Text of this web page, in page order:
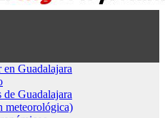
en Guadalajara
de Guadalajara
meteorológica)